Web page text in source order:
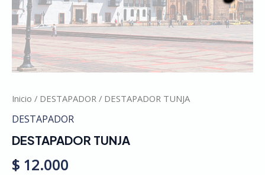
Inicio / DESTAPADOR / DESTAPADOR TUNJA
DESTAPADOR
DESTAPADOR TUNJA
$ 12.000